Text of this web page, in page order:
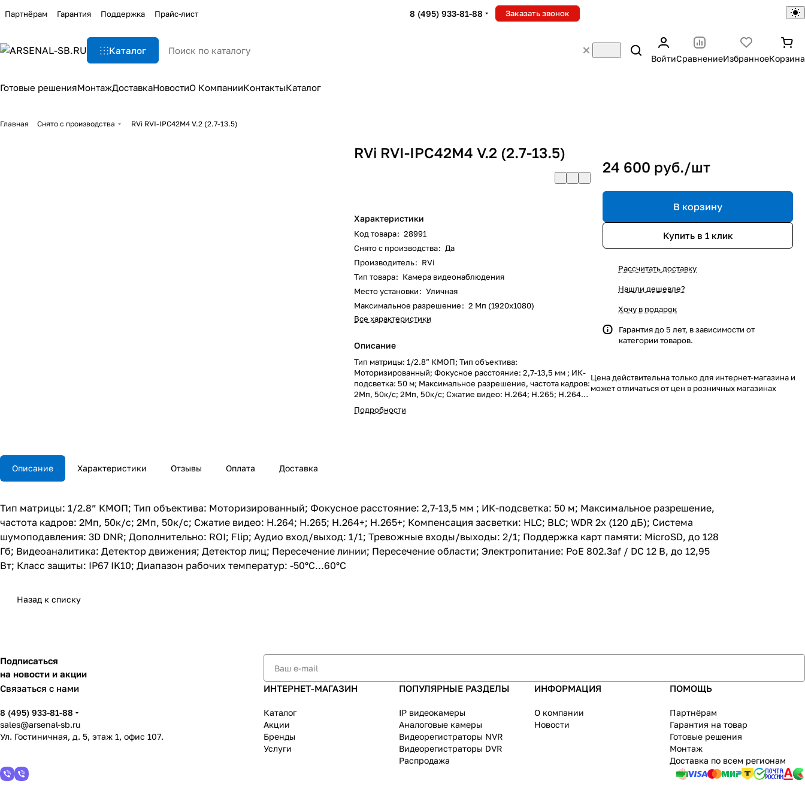
Партнёрам Гарантия Поддержка Прайс-лист 8 (495) 933-81-88 Заказать звонок
Каталог
ВойтиСравнениеИзбранноеКорзина
Готовые решенияМонтажДоставкаНовостиО КомпанииКонтактыКаталог
Главная Снято с производства RVi RVI-IPC42M4 V.2 (2.7-13.5)
RVi RVI-IPC42M4 V.2 (2.7-13.5)
Характеристики
Код товара: 28991
Снято с производства: Да
Производитель: RVi
Тип товара: Камера видеонаблюдения
Место установки: Уличная
Максимальное разрешение: 2 Мп (1920x1080)
Все характеристики
Описание
Тип матрицы: 1/2.8” КМОП; Тип объектива:
Моторизированный; Фокусное расстояние: 2,7-13,5 мм ; ИК-
подсветка: 50 м; Максимальное разрешение, частота кадров:
2Мп, 50к/с; 2Мп, 50к/с; Сжатие видео: H.264; H.265; H.264+;
H.265+; Компенсация засветки: HLC; BLC; WDR 2x (120 дБ);
Система шумоподавления: 3D DNR; Дополнительно: ROI;
Подробности
24 600 руб./шт
В корзину
Купить в 1 клик
Рассчитать доставку
Нашли дешевле?
Хочу в подарок
Гарантия до 5 лет, в зависимости от
категории товаров.
Цена действительна только для интернет-магазина и
может отличаться от цен в розничных магазинах
Описание Характеристики Отзывы Оплата Доставка
Тип матрицы: 1/2.8” КМОП; Тип объектива: Моторизированный; Фокусное расстояние: 2,7-13,5 мм ; ИК-подсветка: 50 м; Максимальное разрешение,
частота кадров: 2Мп, 50к/с; 2Мп, 50к/с; Сжатие видео: H.264; H.265; H.264+; H.265+; Компенсация засветки: HLC; BLC; WDR 2x (120 дБ); Система
шумоподавления: 3D DNR; Дополнительно: ROI; Flip; Аудио вход/выход: 1/1; Тревожные входы/выходы: 2/1; Поддержка карт памяти: MicroSD, до 128
Гб; Видеоаналитика: Детектор движения; Детектор лиц; Пересечение линии; Пересечение области; Электропитание: PoE 802.3af / DC 12 В, до 12,95
Вт; Класс защиты: IP67 IK10; Диапазон рабочих температур: -50°С...60°С
Назад к списку
Подписаться
на новости и акции
Связаться с нами
8 (495) 933-81-88
sales@arsenal-sb.ru
Ул. Гостиничная, д. 5, этаж 1, офис 107.
ИНТЕРНЕТ-МАГАЗИН
Каталог
Акции
Бренды
Услуги
ПОПУЛЯРНЫЕ РАЗДЕЛЫ
IP видеокамеры
Аналоговые камеры
Видеорегистраторы NVR
Видеорегистраторы DVR
Распродажа
ИНФОРМАЦИЯ
О компании
Новости
ПОМОЩЬ
Партнёрам
Гарантия на товар
Готовые решения
Монтаж
Доставка по всем регионам